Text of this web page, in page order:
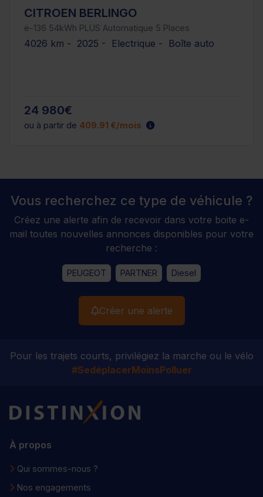
CITROEN BERLINGO
ë-136 54kWh PLUS Automatique 5 Places
4026 km - 2025 - Electrique - Boîte auto
24 980€
ou à partir de 409.91 €/mois
Vous recherchez ce type de véhicule ?
Créez une alerte afin de recevoir dans votre boite e-
mail toutes nouvelles annonces disponibles pour votre
recherche :
PEUGEOT PARTNER Diesel
Créer une alerte
Pour les trajets courts, privilégiez la marche ou le vélo
#SedéplacerMoinsPolluer
Distinxion
À propos
Qui sommes-nous ?
Nos engagements